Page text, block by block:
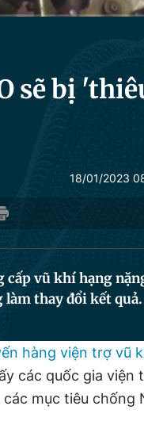
sẽ bị
18/01/2023
vũ khí hạng
làm thay đổi kết quả.
hàng viện trợ vũ
các quốc gia viện
mục tiêu chống